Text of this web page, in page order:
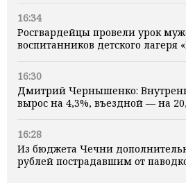
16:34
Росгвардейцы провели урок
воспитанников детского лагеря
16:30
Дмитрий Чернышенко:
вырос на 4,3%, въездной — на
16:28
Из бюджета Чечни
рублей пострадавшим от